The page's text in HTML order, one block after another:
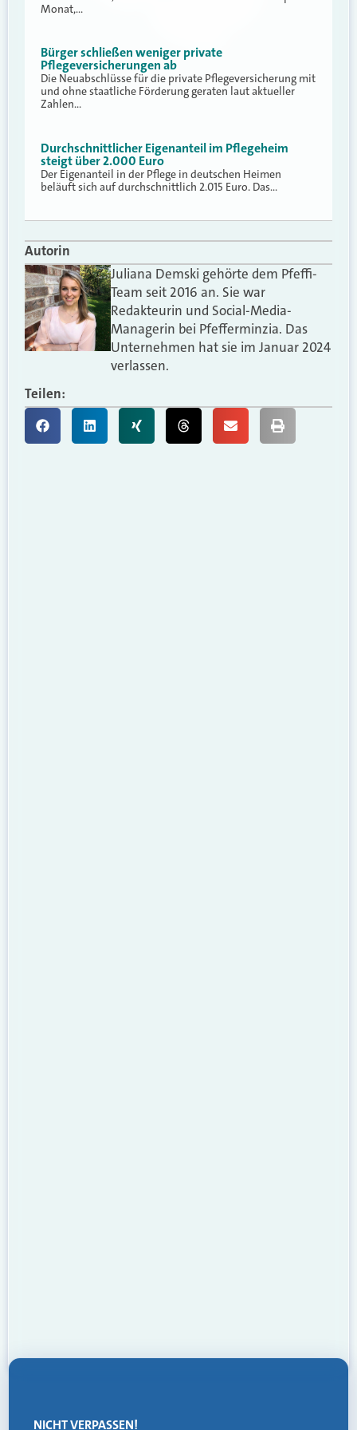
Monat,…
Bürger schließen weniger private
Pflegeversicherungen ab
Die Neuabschlüsse für die private Pflegeversicherung mit
und ohne staatliche Förderung geraten laut aktueller
Zahlen…
Durchschnittlicher Eigenanteil im Pflegeheim
steigt über 2.000 Euro
Der Eigenanteil in der Pflege in deutschen Heimen
beläuft sich auf durchschnittlich 2.015 Euro. Das…
Autorin
Juliana Demski gehörte dem Pfeffi-
Team seit 2016 an. Sie war
Redakteurin und Social-Media-
Managerin bei Pfefferminzia. Das
Unternehmen hat sie im Januar 2024
verlassen.
Teilen:
NICHT VERPASSEN!